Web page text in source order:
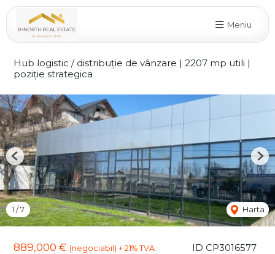
Meniu
Hub logistic / distribuție de vânzare | 2207 mp utili |
poziție strategica
ID CP3016577
889,000 € (negociabil) + 21% TVA
1 /7 Harta
Previous